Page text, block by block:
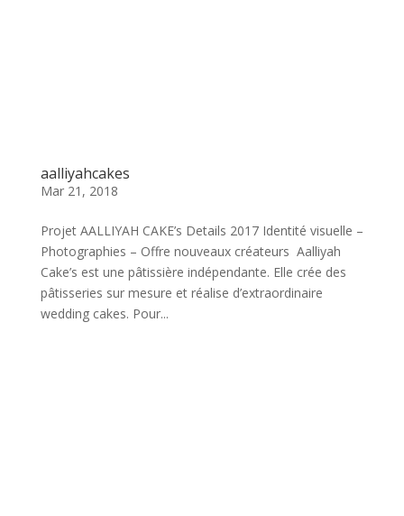
aalliyahcakes
Mar 21, 2018
Projet AALLIYAH CAKE’s Details 2017 Identité visuelle –
Photographies – Offre nouveaux créateurs Aalliyah
Cake’s est une pâtissière indépendante. Elle crée des
pâtisseries sur mesure et réalise d’extraordinaire
wedding cakes. Pour...